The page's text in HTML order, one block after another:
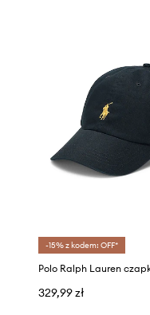
-15% z kodem: OFF*
329,99 zł